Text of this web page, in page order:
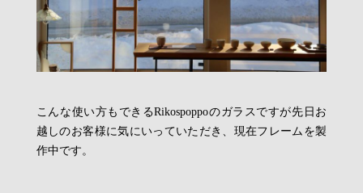
こんな使い方もできるRikospoppoのガラスですが先日お
越しのお客様に気にいっていただき、現在フレームを製
作中です。